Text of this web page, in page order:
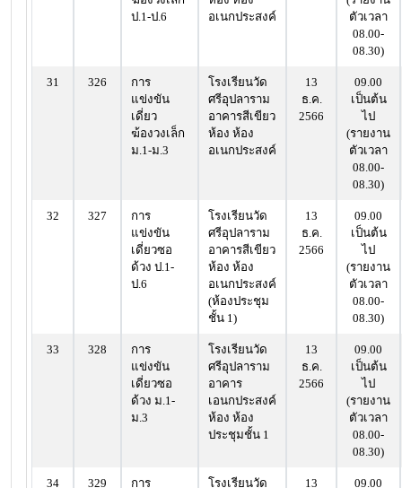
ป.1-ป.6
อเนกประสงค์
ตัวเวลา
08.00-
08.30)
31 326
การ
แข่งขัน
เดี่ยว
ฆ้องวงเล็ก
ม.1-ม.3
โรงเรียนวัด
ศรีอุปลาราม
อาคารสีเขียว
ห้อง ห้อง
อเนกประสงค์
13
ธ.ค.
2566
09.00
เป็นต้น
ไป
(รายงาน
ตัวเวลา
08.00-
08.30)
32 327
การ
แข่งขัน
เดี่ยวซอ
ด้วง ป.1-
ป.6
โรงเรียนวัด
ศรีอุปลาราม
อาคารสีเขียว
ห้อง ห้อง
อเนกประสงค์
(ห้องประชุม
ชั้น 1)
13
ธ.ค.
2566
09.00
เป็นต้น
ไป
(รายงาน
ตัวเวลา
08.00-
08.30)
33 328
การ
แข่งขัน
เดี่ยวซอ
ด้วง ม.1-
ม.3
โรงเรียนวัด
ศรีอุปลาราม
อาคาร
เอนกประสงค์
ห้อง ห้อง
ประชุมชั้น 1
13
ธ.ค.
2566
09.00
เป็นต้น
ไป
(รายงาน
ตัวเวลา
08.00-
08.30)
34 329 การ โรงเรียนวัด 13 09.00